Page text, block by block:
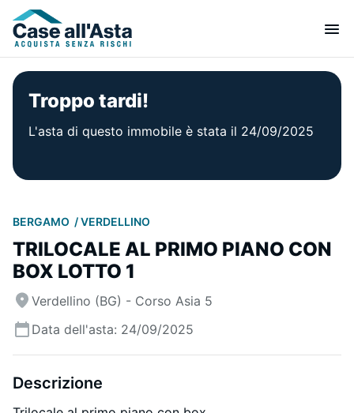
Troppo tardi!
L'asta di questo immobile è stata il 24/09/2025
BERGAMO VERDELLINO
TRILOCALE AL PRIMO PIANO CON
BOX LOTTO 1
Verdellino (BG) - Corso Asia 5
Data dell'asta: 24/09/2025
Descrizione